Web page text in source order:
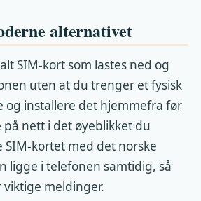
alternativet
SIM-kort som lastes ned og
uten at du trenger et fysisk
og installere det hjemmefra før
nett i det øyeblikket du
SIM-kortet med det norske
ligge i telefonen samtidig, så
meldinger.